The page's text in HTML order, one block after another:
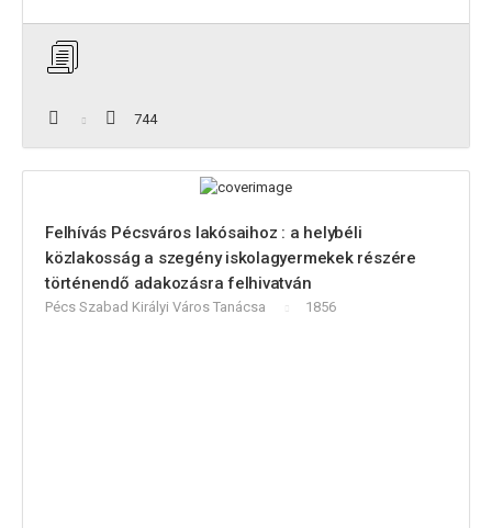
744
Felhívás Pécsváros lakósaihoz : a helybéli
közlakosság a szegény iskolagyermekek részére
történendő adakozásra felhivatván
Pécs Szabad Királyi Város Tanácsa 1856